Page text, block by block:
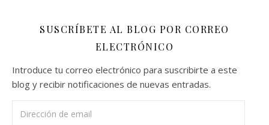
SUSCRÍBETE AL BLOG POR CORREO
ELECTRÓNICO
Introduce tu correo electrónico para suscribirte a este
blog y recibir notificaciones de nuevas entradas.